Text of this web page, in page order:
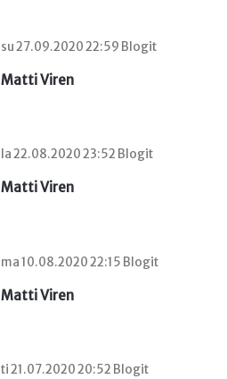
su 27.09.2020 22:59 Blogit
Matti Viren
la 22.08.2020 23:52 Blogit
Matti Viren
ma 10.08.2020 22:15 Blogit
Matti Viren
ti 21.07.2020 20:52 Blogit